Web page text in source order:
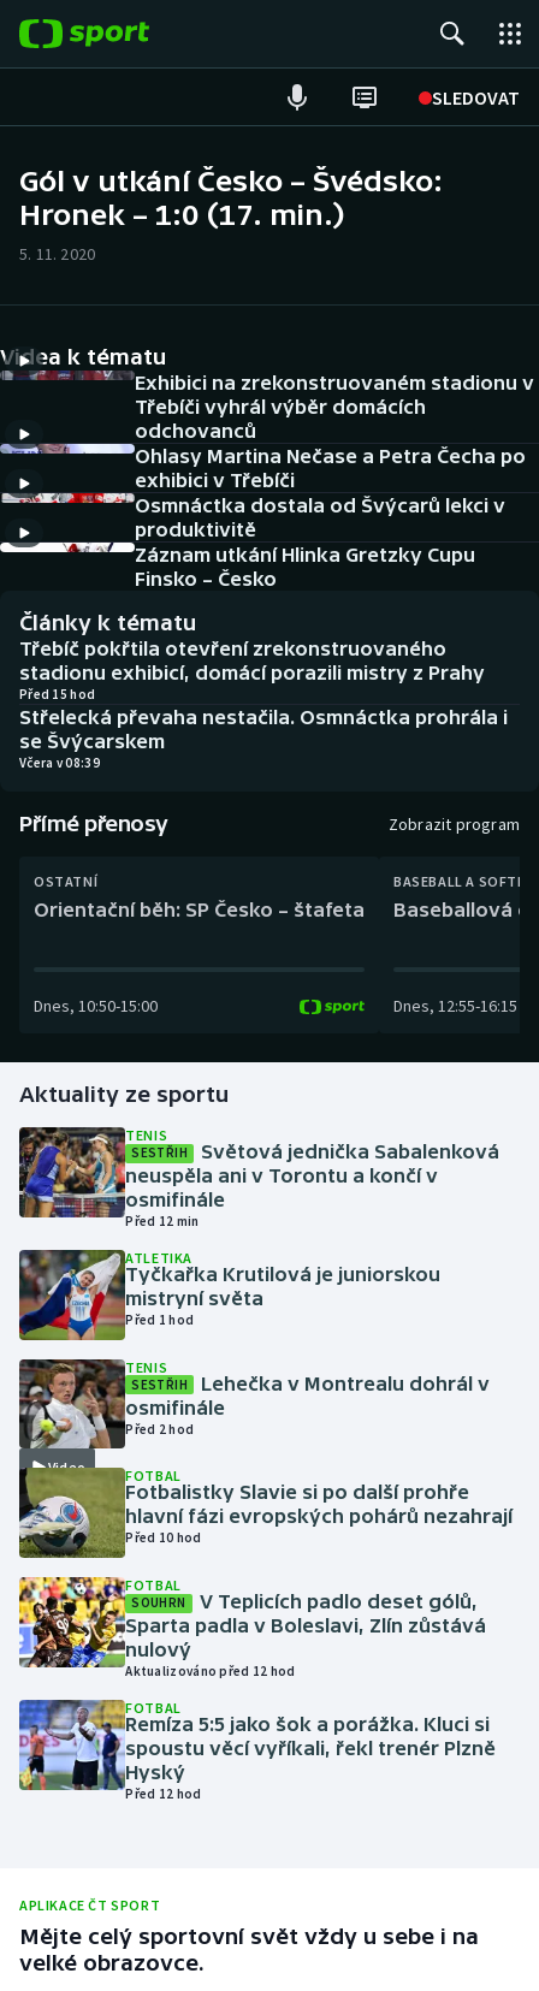
SLEDOVAT
Hokej
Cyklistika
DALŠÍ SPORTY
Americký fotbal
Baseball a softbal
Basketbal
Biatlon
Boby a skeleton
Dostihy
Futsal
Gymnastika
Házená
Jezdectví
Judo
Krasobruslení
Lezení
Lyže a snowboard
Moderní pětiboj
Motorsport
Olympijské hry
Parasport
Plavání
Rychlobruslení
NEPŘEHLÉDNĚTE
Soutěže
Historické návraty
Aplikace ČT sport
AZ kvíz
Gól v utkání Česko – Švédsko:
Hronek – 1:0 (17. min.)
5. 11. 2020
Videa k tématu
Exhibici na zrekonstruovaném stadionu v
Třebíči vyhrál výběr domácích
odchovanců
Ohlasy Martina Nečase a Petra Čecha po
exhibici v Třebíči
Osmnáctka dostala od Švýcarů lekci v
produktivitě
Záznam utkání Hlinka Gretzky Cupu
Finsko – Česko
Články k tématu
Třebíč pokřtila otevření zrekonstruovaného
stadionu exhibicí, domácí porazili mistry z Prahy
Před 15 hod
Střelecká převaha nestačila. Osmnáctka prohrála i
se Švýcarskem
Včera v 08:39
Přímé přenosy Zobrazit program
OSTATNÍ
Orientační běh: SP Česko – štafeta
Dnes, 10:50-15:00
BASEBALL A
Baseballová
Dnes, 12:55-16:15
Aktuality ze sportu
TENIS
SESTŘIH
Světová jednička Sabalenková
neuspěla ani v Torontu a končí v
osmifinále
Před 12 min
ATLETIKA
Tyčkařka Krutilová je juniorskou
mistryní světa
Před 1 hod
Video
TENIS
SESTŘIH
Lehečka v Montrealu dohrál v
osmifinále
Před 2 hod
FOTBAL
Fotbalistky Slavie si po další prohře
hlavní fázi evropských pohárů nezahrají
Před 10 hod
FOTBAL
SOUHRN
V Teplicích padlo deset gólů,
Sparta padla v Boleslavi, Zlín zůstává
nulový
Aktualizováno před 12 hod
FOTBAL
Remíza 5:5 jako šok a porážka. Kluci si
spoustu věcí vyříkali, řekl trenér Plzně
Hyský
Před 12 hod
APLIKACE ČT SPORT
Mějte celý sportovní svět vždy u sebe i na
velké obrazovce.